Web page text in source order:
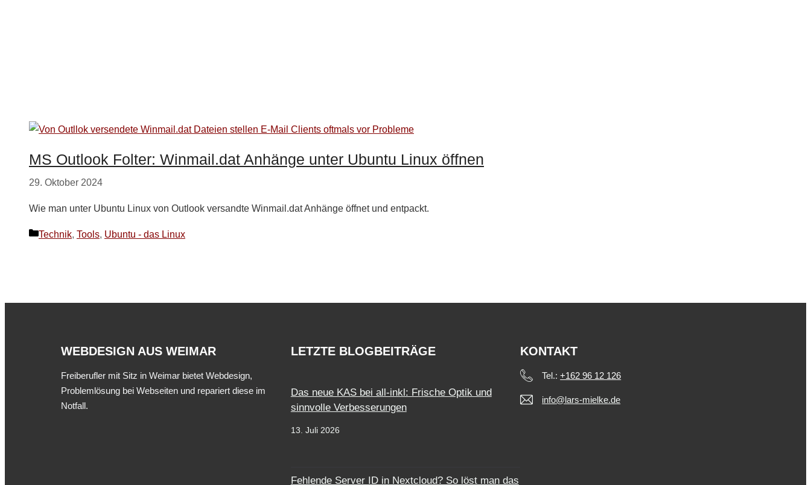
MS Outlook Folter: Winmail.dat Anhänge unter Ubuntu Linux öffnen
29. Oktober 2024
Wie man unter Ubuntu Linux von Outlook versandte Winmail.dat Anhänge öffnet und entpackt.
Kategorien
Technik, Tools, Ubuntu - das Linux
WEBDESIGN AUS WEIMAR
Freiberufler mit Sitz in Weimar bietet Webdesign,
Problemlösung bei Webseiten und repariert diese im
Notfall.
LETZTE BLOGBEITRÄGE
Das neue KAS bei all-inkl: Frische Optik und
sinnvolle Verbesserungen
13. Juli 2026
Fehlende Server ID in Nextcloud? So löst man das
KONTAKT
Tel.:+162 96 12 126
info@lars-mielke.de